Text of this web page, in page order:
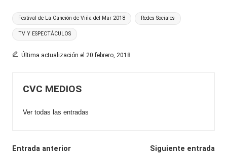
Etiquetas:
Festival de La Canción de Viña del Mar 2018 Redes Sociales
TV Y ESPECTÁCULOS
Última actualización el 20 febrero, 2018
CVC MEDIOS
Ver todas las entradas
Navegación
Entrada anterior Siguiente entrada